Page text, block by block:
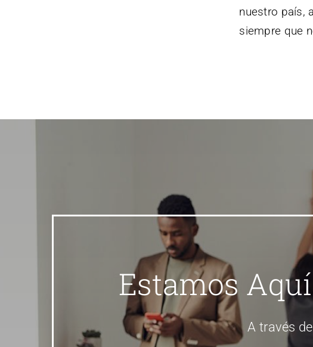
nuestro país,
siempre que
Estamos
A través